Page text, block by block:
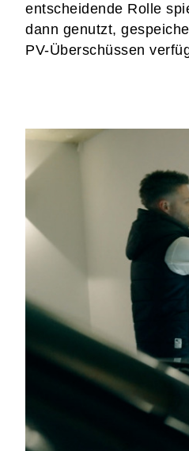
entscheidende Rolle
dann genutzt,
PV-Überschüssen